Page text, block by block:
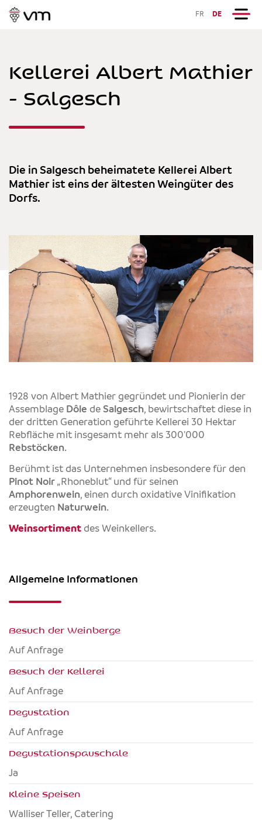
FR DE
Kellerei Albert Mathier
- Salgesch
Die in Salgesch beheimatete Kellerei Albert
Mathier ist eins der ältesten Weingüter des
Dorfs.
1928 von Albert Mathier gegründet und Pionierin der
Assemblage Dôle de Salgesch, bewirtschaftet diese in
der dritten Generation geführte Kellerei 30 Hektar
Rebfläche mit insgesamt mehr als 300'000
Rebstöcken.
Berühmt ist das Unternehmen insbesondere für den
Pinot Noir „Rhoneblut“ und für seinen
Amphorenwein, einen durch oxidative Vinifikation
erzeugten Naturwein.
Weinsortiment des Weinkellers.
Allgemeine Informationen
Besuch der Weinberge
Auf Anfrage
Besuch der Kellerei
Auf Anfrage
Degustation
Auf Anfrage
Degustationspauschale
Ja
Kleine Speisen
Walliser Teller, Catering